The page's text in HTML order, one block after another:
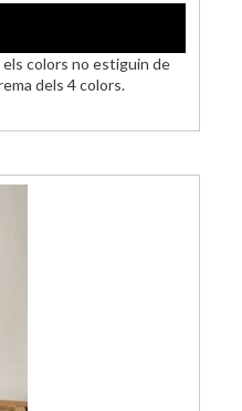
colors no estiguin de
dels 4 colors.